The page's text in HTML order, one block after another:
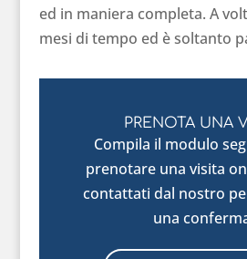
ed in maniera completa. A
mesi di tempo ed è soltanto
PRENOTA UNA
Compila il modulo
prenotare una visita
contattati dal nostro
una